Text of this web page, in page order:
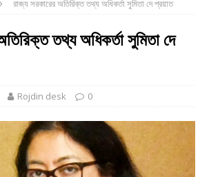
রাজ্য সরকারের অতিরিক্ত তথ্য অধিকর্তা সুমিতা দে প্রয়াত
তথ্য অধিকর্তা সুমিতা দে
Rojdin desk 0